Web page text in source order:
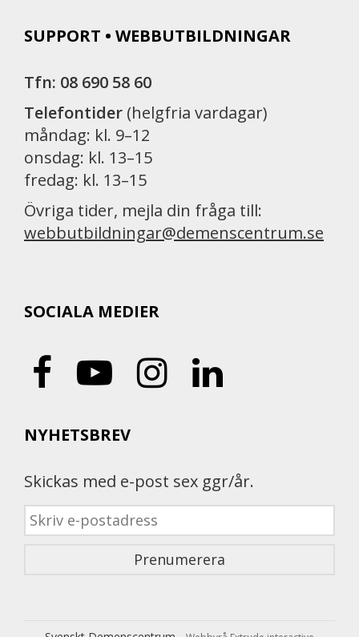
SUPPORT • WEBBUTBILDNINGAR
Tfn: 08 690 58 60
Telefontider (helgfria vardagar)
måndag: kl. 9–12
onsdag: kl. 13–15
fredag: kl. 13–15
Övriga tider, mejla din fråga till:
webbutbildningar@demenscentrum.se
SOCIALA MEDIER
NYHETSBREV
Skickas med e-post sex ggr/år.